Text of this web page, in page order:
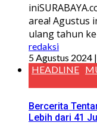
area! Agustus
ulang tahun
redaksi
5 Agustus 2024
HEADLINE
Bercerita
Lebih dari 41